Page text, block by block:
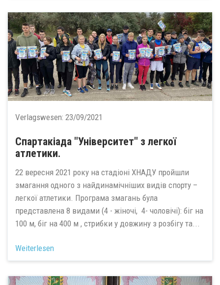
Verlagswesen: 23/09/2021
Спартакіада "Університет" з легкої
атлетики.
22 вересня 2021 року на стадіоні ХНАДУ пройшли
змагання одного з найдинамічніших видів спорту –
легкої атлетики. Програма змагань була
представлена 8 видами (4 - жіночі, 4- чоловічі): біг на
100 м, біг на 400 м , стрибки у довжину з розбігу та...
Weiterlesen